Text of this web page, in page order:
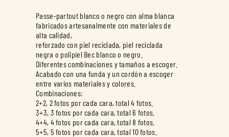
Passe-partout blanco o negro con alma blanca
fabricados artesanalmente con materiales de
alta calidad,
reforzado con piel reciclada, piel reciclada
negra o polipiel Bec blanco o negro.
Diferentes combinaciones y tamaños a escoger.
Acabado con una funda y un cordón a escoger
entre varios materiales y colores.
Combinaciones:
2+2, 2 fotos por cada cara, total 4 fotos.
3+3, 3 fotos por cada cara, total 6 fotos.
4+4, 4 fotos por cada cara, total 8 fotos.
5+5, 5 fotos por cada cara, total 10 fotos.